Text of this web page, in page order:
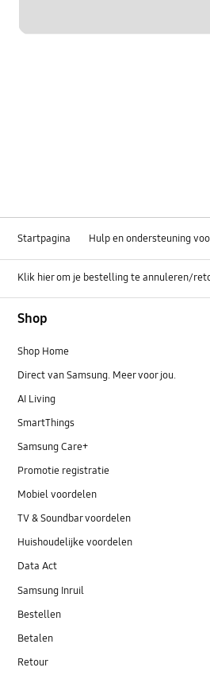
Startpagina Hulp en ondersteuning
Klik hier om je bestelling te annuleren/
Shop
Shop Home
Direct van Samsung. Meer voor jou.
AI Living
SmartThings
Samsung Care+
Promotie registratie
Mobiel voordelen
TV & Soundbar voordelen
Huishoudelijke voordelen
Data Act
Samsung Inruil
Bestellen
Betalen
Retour